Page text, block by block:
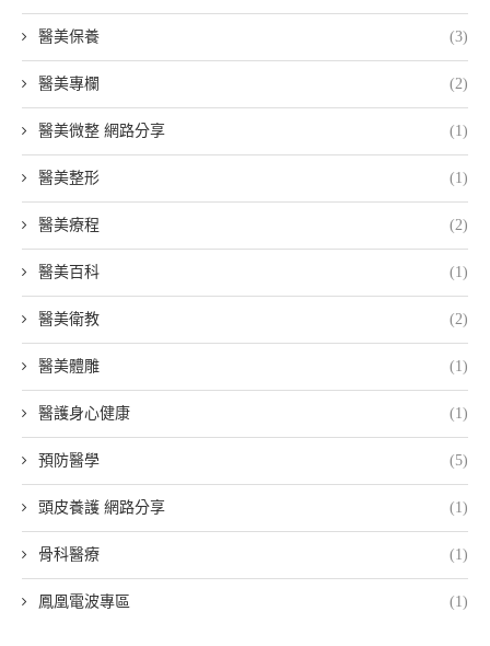
醫美保養 (3)
醫美專欄 (2)
醫美微整 網路分享 (1)
醫美整形 (1)
醫美療程 (2)
醫美百科 (1)
醫美衛教 (2)
醫美體雕 (1)
醫護身心健康 (1)
預防醫學 (5)
頭皮養護 網路分享 (1)
骨科醫療 (1)
鳳凰電波專區 (1)